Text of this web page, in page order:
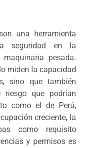
una herramienta
seguridad en la
pesada.
miden la capacidad
sino que también
riesgo que podrían
como el de Perú,
creciente, la
como requisito
y permisos es